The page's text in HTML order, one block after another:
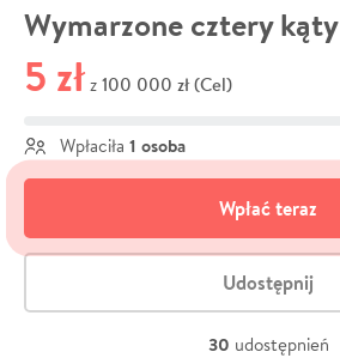
Wymarzone cztery kąty
5 zł z 100 000 zł (Cel)
Wpłaciła 1 osoba
Wpłać teraz
Udostępnij
30 udostępnień